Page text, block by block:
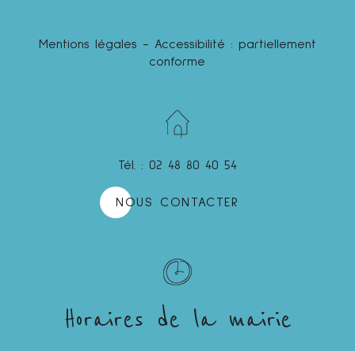
Mentions légales - Accessibilité : partiellement
conforme
Tél. : 02 48 80 40 54
NOUS CONTACTER
Horaires de la mairie